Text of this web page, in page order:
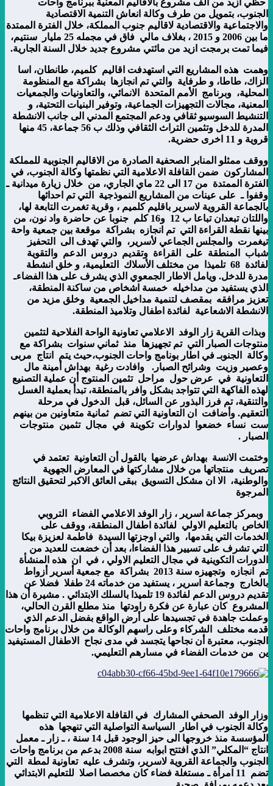
حظي ازيد من ألف مشروع بالاقاليم المعنية ببرنامج واحات
الجنوب، بتمويل من طرف وكالة انعاش التنمية الاقتصادية
والاجتماعية والاقتصادية لاقاليم جنوب المملكة، خلال الفترة الممتدة
ما بين 2006 و 2015 ، بغلاف مالي فاق في مجمله 25 مليار سنتيم،
فيما تمت برمجت ازيد من مائتي مشروع جديد خلال السنة الجارية.
وهمت هذه المشاريع التي استهدفت اقاليم كلميم، طانطان، اسا
الزاك، طاطا، و طرفاية والتي تم انجازها بشراكة مع المنظومة
المحلية، وبرنامج الأمم المتحدة الانمائي، والتعاونيات والجمعيات
المعنية، مجالات التجهيزات الجماعية، وتوفير البنيات التحتية، و
التنشيط السوسيو ثقافي ودعم المجتمع المدني الى جانب الانشطة
المدرة للدخل وتثمين التراث الثقافي وذلك ب 56 جماعة، 45 منها
قروية و 11 اخرى حضرية.
ووقف ممثلو المنابر الصحفية الصادرة من الاقاليم الجنوبية للمملكة
المشاركون ضمن القافلة الاعلامية التي نظمتها وكالة الجنوب، في
الفترة الممتدة من 17 الى 22 ماي الجاري، من خلال زيارة ميدانية ـ
وقفوا ـ على عينات من المشاريع النموذجية التي تم احداثها
بالجماعة القروية لاسرير باقليم كلميم ، وقرية تغمرت التابعة لها،
واللتان تبعدان تباعا ب 12 و16 كلم جنوبا عن حاضرة واد نون، من
بينها نقطة القراءة التي تم انجازه بشراكة موقعة بين جمعية واحة
تيغمرت والمجلس الجماعي لأسرير، والتي تهدف الى التحفيز
شباب المنطقة على القراءة وتقديم دروس الدعم والتقوية
لفائدة 68 تلميذا من مختلف الأسلاك التعليمية، و خلق انشطة
مدرة للدخل. ويامل الاطار الجمعوي الذي يشرف على هذا الفضاءـ
الذي يستفيد من مداخيله خمسة اشخاص من ساكنة المنطقة،
تعزيز مرافقه بمقصف لتنمية مداخيل الجمعية وخلق مزيد من
الانشطة الاشعاعية لفائدة اطفال وتلاميذ المنطقة.
وبذات القرية زار الوفد الاعلامي تعاونية الواحة الفلاحية لتثمين
منتوجات الصبار التي تم تجهيزها منذ ثماني سنوات بشراكة مع
وكالة الجنوبـ في اطار بونامج واحات الجنوب،حيث يتم انتاج مربى
وعصير وزيت وشرائح الصبار. وافادت رغية بهداش أمينة مال
التعاونية في عرض حول مراحل تثمين المنتوج أن عملية التصنيع
لهذه الفاكهة التي تتواجد بشكل وافر بالمنطقة، تبدأ بعملية الغسل
والتنقية، تم فرز البذور عن السائل، قبل الدخول في مرحلة
التعقيم. وأضافت ان التعاونية التي تضم ثمانية متعاونين من بينهم
ست نساء خضعوا لدوارات تكوينة في مجال تثمين منتوجات
الصبار .
وختمت الانسة بهداش عرضها بالقول أن التعاونية تعتمد في
تصريف منتجاتها من خلال مشاركتها في المعارض الجهوية
والوطنية، الا ان مشكل التسويق ببقى العائق الاكبر لتحقيق النتائج
المرجوة
وبمركز جماعة اسرير ، زار الوفد الاعلامي الفضاء التروبي
الخاص بالتعليم الاولي لفائدة اطفال المنطقة، ووقف على
الخدمات التي يقدمها، والتي اوجزتها السيدة فاطمة لعزيزة بيكا
التي تشرف على تسيير هذا الفضاءا، بعد أن خضعت للعديد من
الدورات التكوينية في مجال التعليم الاولي ، في ان هذه المنشأة
تم انجازه وتجهيزه سنة 2013 بشراكة مع جمعية أسرير أزواط
بالخارج وجماعة اسرير ، يستفيد من خدماته 24 طفلا فضلا عن
تقديم دروس الدعم لفائدة 19 تلميذا بالسلك الابتدائي . مشيرة أن هذا
المشروع كان عبارة عن فكرة راودتها منذ مطلع القرن الحالي،
وعملت جاهدة في تجسيدها على أرض الواقع بفضل الدعم الذي
قدمه مختلف الشركاء وعلى راسهم الوكالة من خلال برنامج واحات
الجنوب، معتبرة أن نجاحها يتجسد في مدى نجاح الاطفال المستيفيد
ين من خدمات الفضاء في مسارهم التعليمي.
وزار الوفد الصحفي المشارك في القافلة الاعلامية التي تنظمها
وكالة الجنوب في اطار السياسة التواصلية التي تنهجها هذه
المؤسسة منذ خروجها الى حيز الوجود قبل 14 سنة ، ـ زار ـ معمل
انتاج “المكلي” الذي افتتح ابوابه سنة 2008 بدعم من برنامج واحات
الجنوب والجماعة القروية لاسرير، وتشرف عليه تعاونية لمطة التي
تضم 11 امرأة ـ مستغلة فضاء كان مخصصا اصلا للتعليم الابتدائي